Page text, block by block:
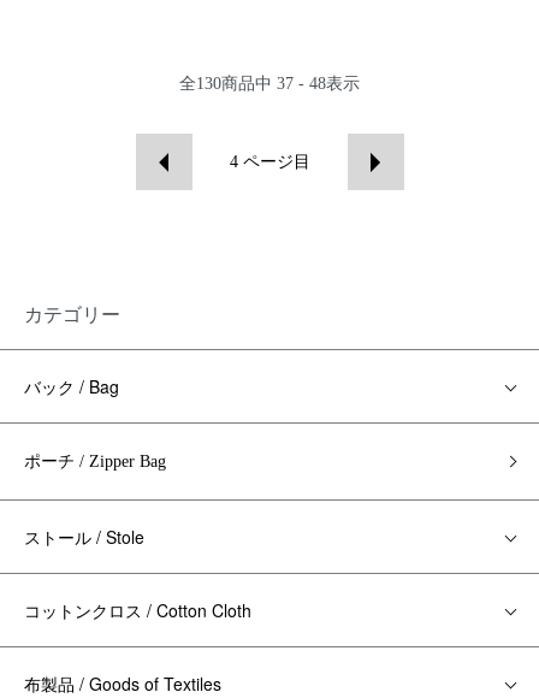
全130商品中 37 - 48表示
4 ページ目
カテゴリー
バック / Bag
ポーチ / Zipper Bag
ストール / Stole
コットンクロス / Cotton Cloth
布製品 / Goods of Textiles